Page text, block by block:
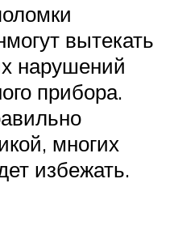
вытекать
нарушений
прибора.
многих
избежать.